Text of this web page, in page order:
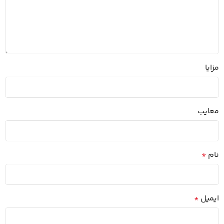
مزایا
معایب
نام *
ایمیل *